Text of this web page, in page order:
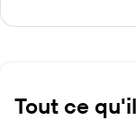
Tout ce